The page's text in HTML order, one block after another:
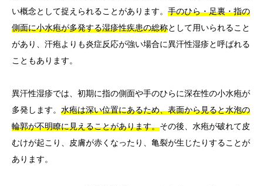
い概念として捉えられることがあります。 手のひら・足裏・指の
側面に小水疱が多発する湿疹性疾患の総称として用いられること
があり、汗疱よりも炎症反応が強い場合に異汗性湿疹と呼ばれる
こともあります。
異汗性湿疹では、初期に指の側面や手のひらに深在性の小水疱が
多発します。 水疱は深い位置にあるため、表面から見ると水泡の
輪郭が不明瞭に見えることがあります。その後、水疱が破れて皮
むけが起こり、皮膚が赤くなったり、亀裂が生じたりすることが
あります。